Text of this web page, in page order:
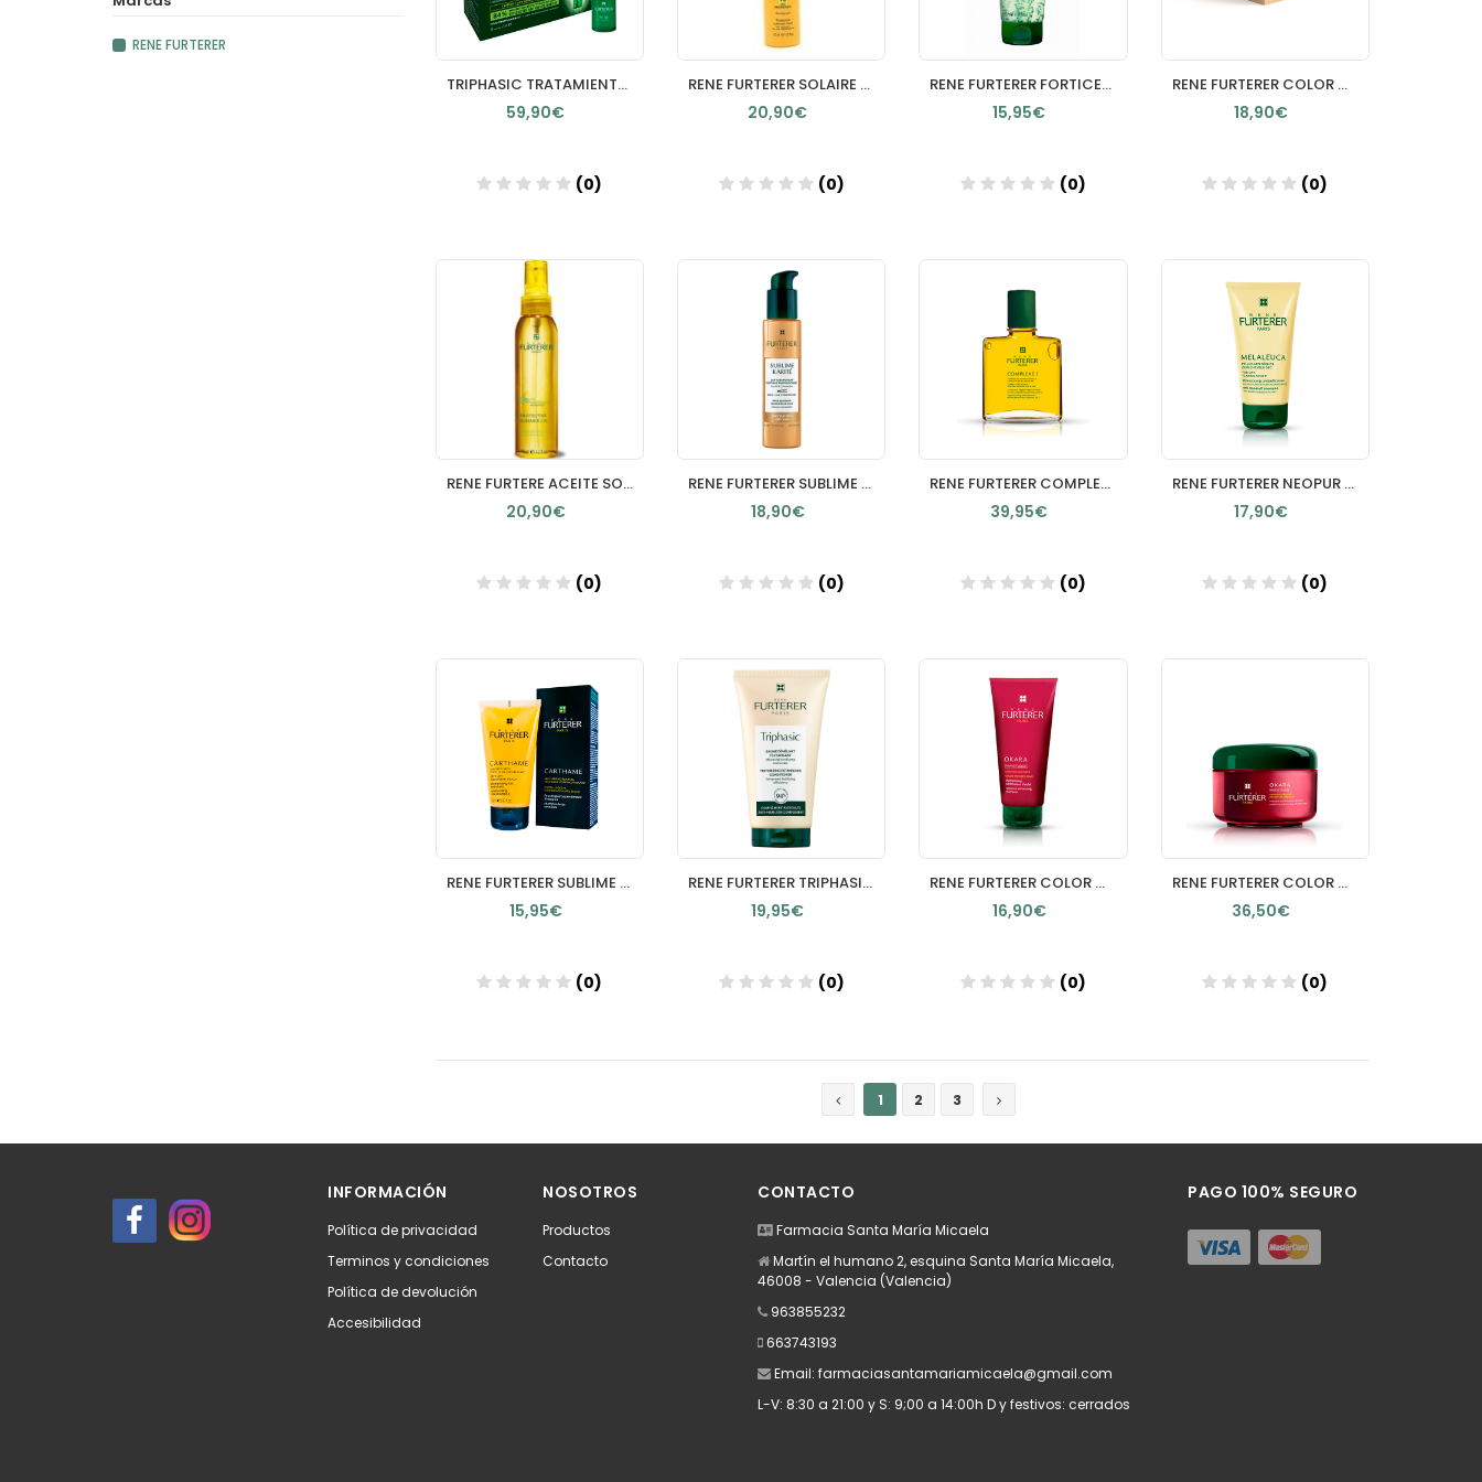
TRIPHASIC TRATAMIENTO ANTICAIDA REACCIONAL RENE FURTERER 12
59,90€
(0)
Añadir
RENE FURTERER SOLAIRE FLUIDO SOLAR PROTECTOR KPF50 SPRAY 1
20,90€
(0)
Añadir
RENE FURTERER FORTICEA CHAMPU FORTIFICANTE REVITALIZANTE 20
15,95€
(0)
RENE FURTERER COLOR GLOW CREMA RADIANTE TERMOPROTECTORA 100
18,90€
(0)
RENE FURTERE ACEITE SOLAR PROTECTOR KPF 90 100 ML VAPORIZADO
20,90€
(0)
RENE FURTERER SUBLIME KARITE CREMA PEINADO PROFESIONAL LIGE
18,90€
(0)
Añadir
RENE FURTERER COMPLEXE 5 HEAD SPA CONCENTRADO ESTIMULANTE F
39,95€
(0)
RENE FURTERER NEOPUR CHAMPU EQUILIBRANTE CASPA SECA 150 ML
17,90€
(0)
RENE FURTERER SUBLIME KARITE CHAMPU DISCIPLINANTE HIDRATANT
15,95€
(0)
RENE FURTERER TRIPHASIC BALSAMO DESENREDANTE TEXTURIZANTE 15
19,95€
(0)
RENE FURTERER COLOR GLOW CHAMPU PROTECCION COLOR 200 ML
16,90€
(0)
RENE FURTERER COLOR GLOW MASCARILLA REPARABRILLO 200 ML
36,50€
(0)
1
2 3
RENE FURTERER
INFORMACIÓN
Política de privacidad
Terminos y condiciones
Política de devolución
Accesibilidad
NOSOTROS
Productos
Contacto
CONTACTO
Farmacia Santa María Micaela
Martín el humano 2, esquina Santa María Micaela,
46008 - Valencia (Valencia)
963855232
663743193
Email: farmaciasantamariamicaela@gmail.com
L-V: 8:30 a 21:00 y S: 9;00 a 14:00h D y festivos: cerrados
PAGO 100% SEGURO